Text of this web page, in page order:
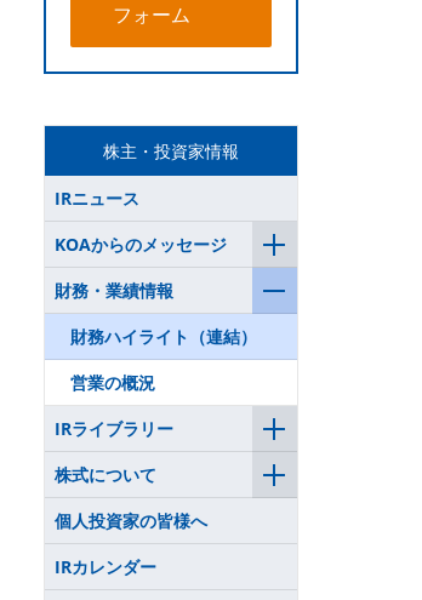
フォーム
株主・投資家情報
IRニュース
KOAからのメッセージ
財務・業績情報
財務ハイライト（連結）
営業の概況
IRライブラリー
株式について
個人投資家の皆様へ
IRカレンダー